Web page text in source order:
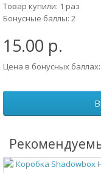
Товар купили: 1 раз
Бонусные баллы: 2
15.00 р.
Цена в бонусных баллах: